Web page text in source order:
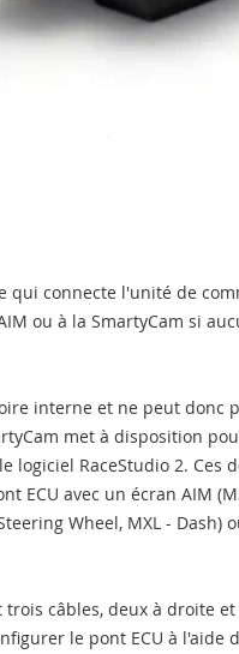
qui connecte l'unité de
ou à la SmartyCam si
interne et ne peut donc
met à disposition
logiciel RaceStudio 2. Ces
ECU avec un écran AIM
Wheel, MXL - Dash)
trois câbles, deux à droite
le pont ECU à l'aide